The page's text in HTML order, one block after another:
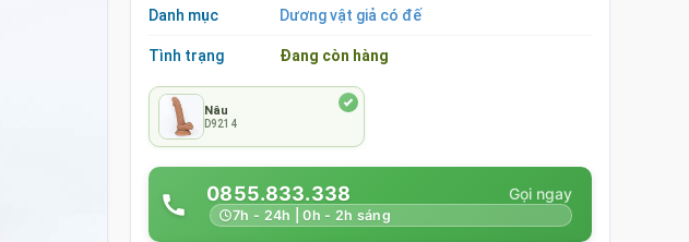
Danh mục Dương vật giả có đế
Tình trạng Đang còn hàng
Nâu
D9214
0855.833.338
7h - 24h | 0h - 2h sáng